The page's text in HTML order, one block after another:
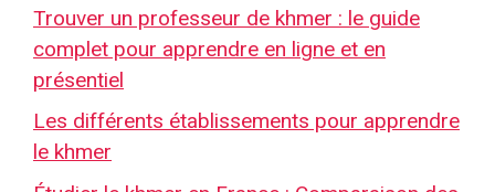
Trouver un professeur de khmer : le guide
complet pour apprendre en ligne et en
présentiel
Les différents établissements pour apprendre
le khmer